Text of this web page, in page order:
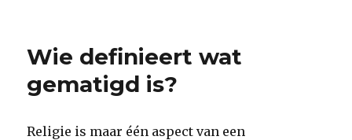
Wie definieert wat
gematigd is?
Religie is maar één aspect van een